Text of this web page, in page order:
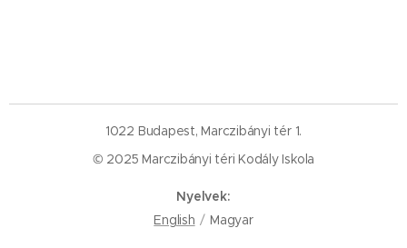
1022 Budapest, Marczibányi tér 1.
© 2025 Marczibányi téri Kodály Iskola
Nyelvek
English
Magyar